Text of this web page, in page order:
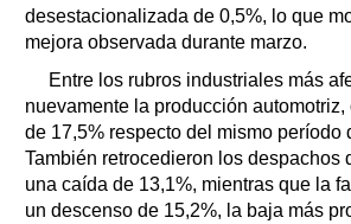
desestacionalizada de 0,5%, lo que
mejora observada durante marzo.
Entre los rubros industriales más
nuevamente la producción
de 17,5% respecto del mismo período
También retrocedieron los despachos
una caída de 13,1%, mientras que la
un descenso de 15,2%, la baja más